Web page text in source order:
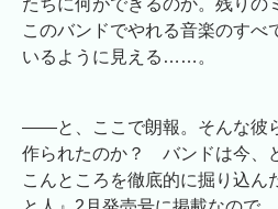
たちに何ができるのか。残りの
このバンドでやれる音楽のすべ
いるように見える……。
――と、ここで朗報。そんな彼
作られたのか？ バンドは今、
こんところを徹底的に掘り込ん